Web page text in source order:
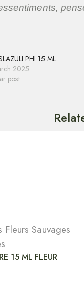
PHI 15 ML
2025
post
Fleurs Sauvages
15 ML FLEUR